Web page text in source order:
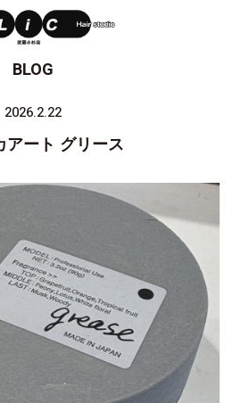
BLOG
2026.2.22
アート グリース